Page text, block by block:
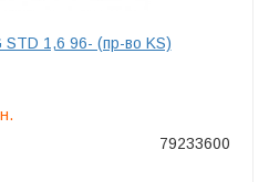
1,6 96- (пр-во KS)
79233600